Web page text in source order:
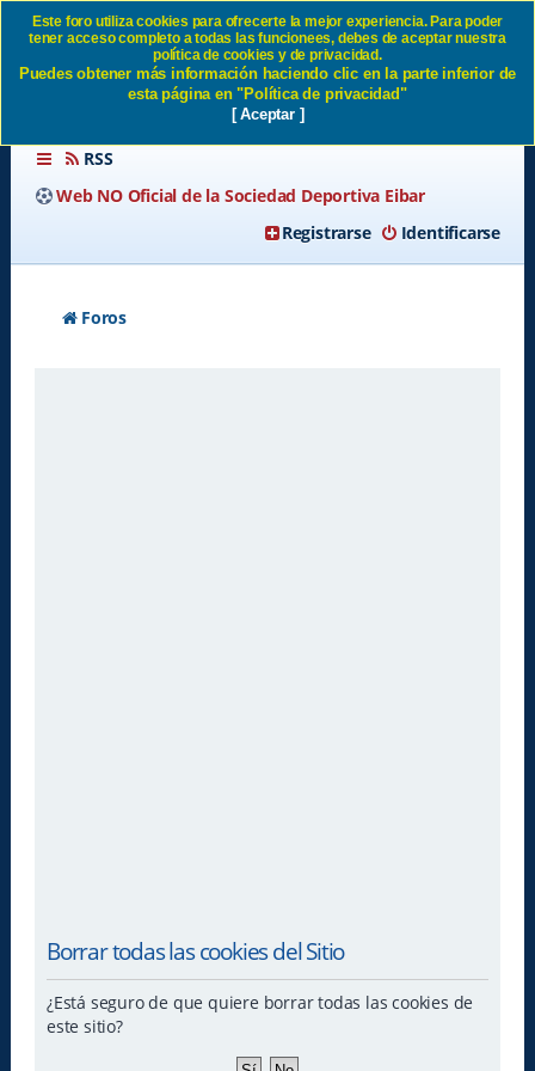
Borrar todas las cookies del
Sitio SD Eibar
RSS
Web NO Oficial de la Sociedad Deportiva Eibar
Identificarse
Registrarse
Foros
Borrar todas las cookies del Sitio
¿Está seguro de que quiere borrar todas las cookies de
este sitio?
Este foro utiliza cookies para ofrecerte la mejor experiencia. Para poder
tener acceso completo a todas las funcionees, debes de aceptar nuestra
política de cookies y de privacidad.
Puedes obtener más información haciendo clic en la parte inferior de
esta página en "Política de privacidad"
[ Aceptar ]